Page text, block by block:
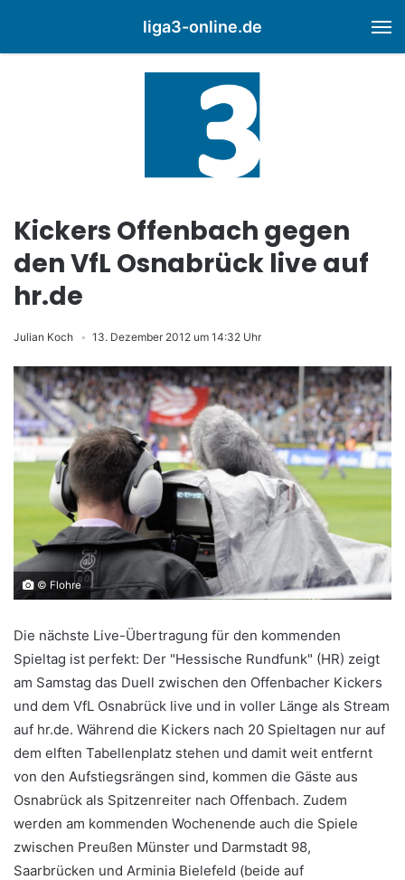
liga3-online.de
Kickers Offenbach gegen
den VfL Osnabrück live auf
hr.de
Julian Koch 13. Dezember 2012 um 14:32 Uhr
© Flohre
Die nächste Live-Übertragung für den kommenden
Spieltag ist perfekt: Der "Hessische Rundfunk" (HR) zeigt
am Samstag das Duell zwischen den Offenbacher Kickers
und dem VfL Osnabrück live und in voller Länge als Stream
auf hr.de. Während die Kickers nach 20 Spieltagen nur auf
dem elften Tabellenplatz stehen und damit weit entfernt
von den Aufstiegsrängen sind, kommen die Gäste aus
Osnabrück als Spitzenreiter nach Offenbach. Zudem
werden am kommenden Wochenende auch die Spiele
zwischen Preußen Münster und Darmstadt 98,
Saarbrücken und Arminia Bielefeld (beide auf